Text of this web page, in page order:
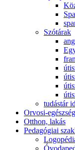
Szótárak
tudástár
Orvosi-
Otthon, lakás
Pedagógiai